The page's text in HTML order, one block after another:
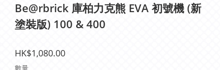
Be@rbrick 庫柏力克熊 EVA 初號機 (新
塗裝版) 100 & 400
HK$1,080.00
數量